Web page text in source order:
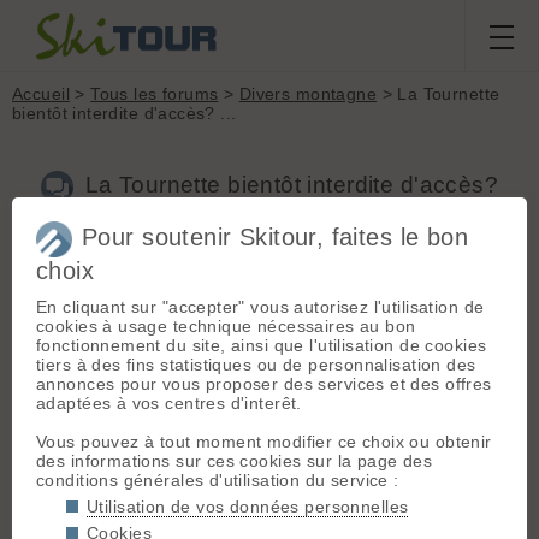
Accueil >Tous les forums > Divers montagne > La Tournette
bientôt interdite d'accès? ...
La Tournette bientôt interdite d'accès?
Aller à la page :Précédente 1 2 3 4 5 6 Suivante
Nouveau sujet Voir tous les sujets Chercher Archives
Jano- Le 03/02/2016 13:44
Nicom a dit :
savoie/2016/02/02/pour-faire-vivre-son-refuge-
il-pourrait-faire-payer-la-montee
Si le refuge etait ouvert regulierement , si'il etait sur de
trouver porte ouverte, s'il etait sur de trouver un accueil
Pour soutenir Skitour, faites le bon
choix
En cliquant sur "accepter" vous autorisez l'utilisation de
cookies à usage technique nécessaires au bon
fonctionnement du site, ainsi que l'utilisation de cookies
tiers à des fins statistiques ou de personnalisation des
annonces pour vous proposer des services et des offres
adaptées à vos centres d'interêt.
Vous pouvez à tout moment modifier ce choix ou obtenir
des informations sur ces cookies sur la page des
conditions générales d'utilisation du service :
Utilisation de vos données personnelles
Cookies